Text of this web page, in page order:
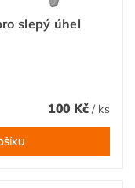
slepý úhel
100 Kč / ks